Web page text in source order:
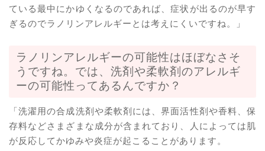
ている最中にかゆくなるのであれば、症状が出るのが早す
ぎるのでラノリンアレルギーとは考えにくいですね。」
ラノリンアレルギーの可能性はほぼなさそ
うですね。では、洗剤や柔軟剤のアレルギ
ーの可能性ってあるんですか？
「洗濯用の合成洗剤や柔軟剤には、界面活性剤や香料、保
存料などさまざまな成分が含まれており、人によっては肌
が反応してかゆみや炎症が起こることがあります。